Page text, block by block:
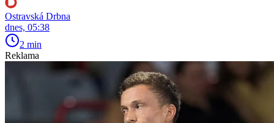
Ostravská Drbna
dnes, 05:38
2 min
Reklama